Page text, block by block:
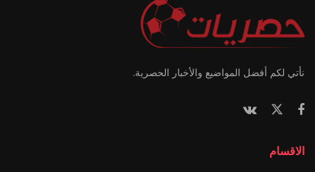
نأتي لكم أفضل المواضيع والأخبار الحصرية.
الاقسام